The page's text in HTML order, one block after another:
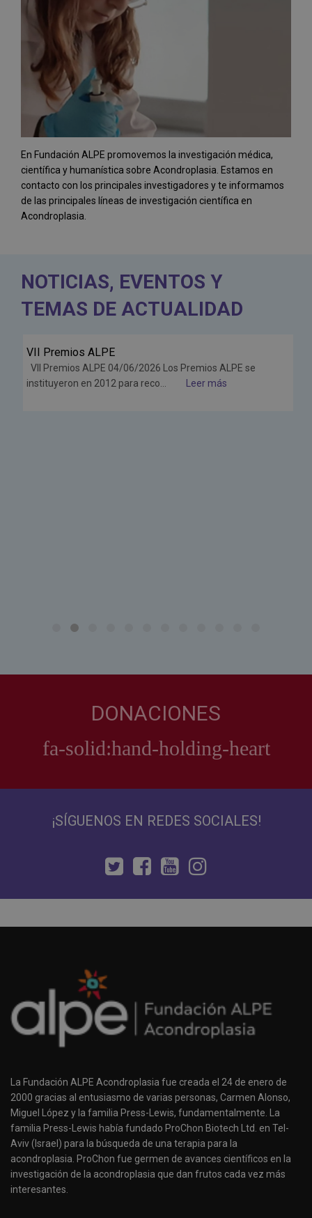
En Fundación ALPE promovemos la investigación médica,
científica y humanística sobre Acondroplasia. Estamos en
contacto con los principales investigadores y te informamos
de las principales líneas de investigación científica en
Acondroplasia.
NOTICIAS, EVENTOS Y
TEMAS DE ACTUALIDAD
Jun
26
VII Premios ALPE
VII Premios ALPE 04/06/2026 Los Premios ALPE se
instituyeron en 2012 para reco...
Leer más
DONACIONES
¡SÍGUENOS EN REDES SOCIALES!
La Fundación ALPE Acondroplasia fue creada el 24 de enero de
2000 gracias al entusiasmo de varias personas, Carmen Alonso,
Miguel López y la familia Press-Lewis, fundamentalmente. La
familia Press-Lewis había fundado ProChon Biotech Ltd. en Tel-
Aviv (Israel) para la búsqueda de una terapia para la
acondroplasia. ProChon fue germen de avances científicos en la
investigación de la acondroplasia que dan frutos cada vez más
interesantes.